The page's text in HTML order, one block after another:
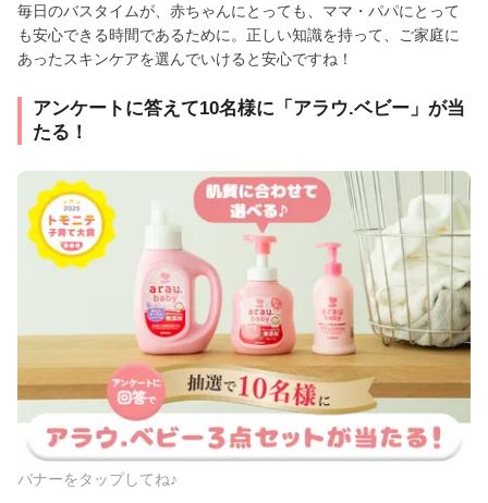
毎日のバスタイムが、赤ちゃんにとっても、ママ・パパにとって
も安心できる時間であるために。正しい知識を持って、ご家庭に
あったスキンケアを選んでいけると安心ですね！
アンケートに答えて10名様に「アラウ.ベビー」が当
たる！
バナーをタップしてね♪